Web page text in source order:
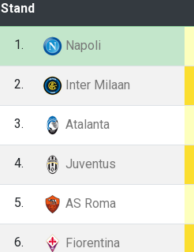
Stand
1. Napoli
2. Inter Milaan
3. Atalanta
4. Juventus
5. AS Roma
6. Fiorentina